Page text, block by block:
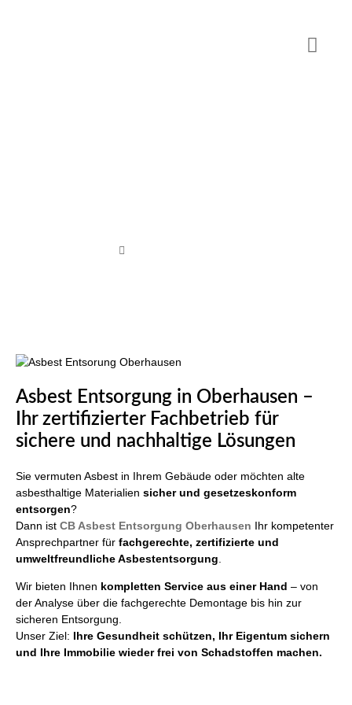
Asbest Entsorgung in Oberhausen –
Ihr zertifizierter Fachbetrieb für
sichere und nachhaltige Lösungen
Sie vermuten Asbest in Ihrem Gebäude oder möchten alte
asbesthaltige Materialien sicher und gesetzeskonform
entsorgen?
Dann ist CB Asbest Entsorgung Oberhausen Ihr kompetenter
Ansprechpartner für fachgerechte, zertifizierte und
umweltfreundliche Asbestentsorgung
Wir bieten Ihnen kompletten Service aus einer Hand – von
der Analyse über die fachgerechte Demontage bis hin zur
sicheren Entsorgung.
Unser Ziel: Ihre Gesundheit schützen, Ihr Eigentum sichern
und Ihre Immobilie wieder frei von Schadstoffen machen.